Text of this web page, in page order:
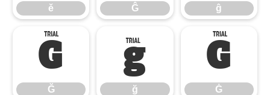
ě Ĝ ĝ
Ğ
Ğ
ğ
ğ
Ġ
Ġ